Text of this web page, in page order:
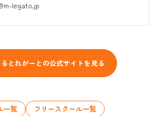
legato.jp
るとれがーとの公式サイトを見る
一覧 フリースクール一覧